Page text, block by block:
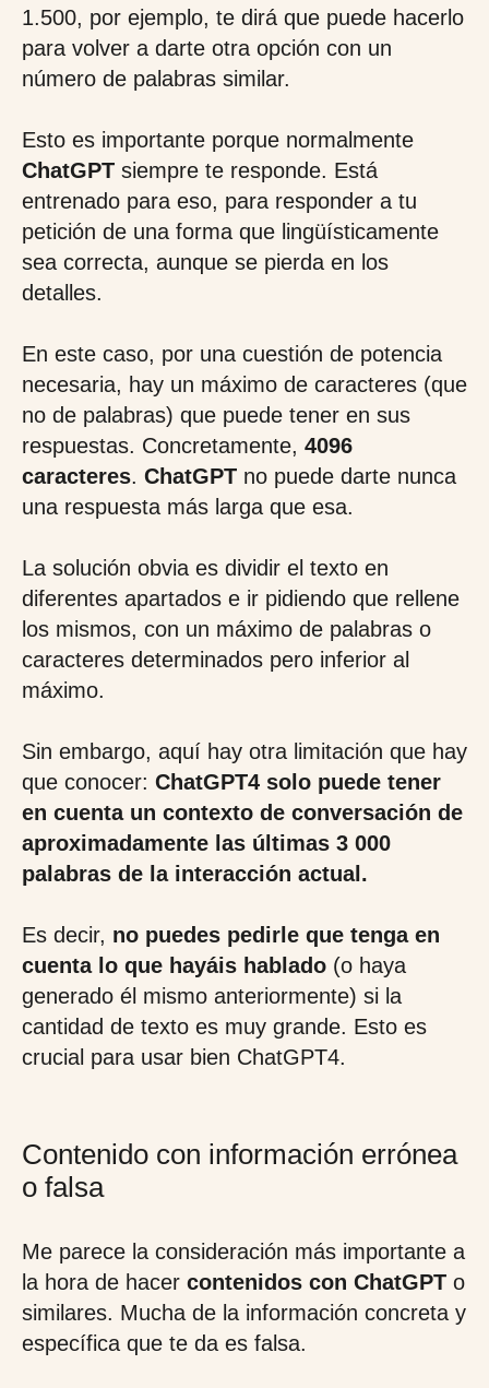
1.500, por ejemplo, te dirá que puede hacerlo
para volver a darte otra opción con un
número de palabras similar.
Esto es importante porque normalmente
ChatGPT siempre te responde. Está
entrenado para eso, para responder a tu
petición de una forma que lingüísticamente
sea correcta, aunque se pierda en los
detalles.
En este caso, por una cuestión de potencia
necesaria, hay un máximo de caracteres (que
no de palabras) que puede tener en sus
respuestas. Concretamente, 4096
caracteres. ChatGPT no puede darte nunca
una respuesta más larga que esa.
La solución obvia es dividir el texto en
diferentes apartados e ir pidiendo que rellene
los mismos, con un máximo de palabras o
caracteres determinados pero inferior al
máximo.
Sin embargo, aquí hay otra limitación que hay
que conocer: ChatGPT4 solo puede tener
en cuenta un contexto de conversación de
aproximadamente las últimas 3 000
palabras de la interacción actual.
Es decir, no puedes pedirle que tenga en
cuenta lo que hayáis hablado (o haya
generado él mismo anteriormente) si la
cantidad de texto es muy grande. Esto es
crucial para usar bien ChatGPT4.
Contenido con información errónea
o falsa
Me parece la consideración más importante a
la hora de hacer contenidos con ChatGPT o
similares. Mucha de la información concreta y
específica que te da es falsa.